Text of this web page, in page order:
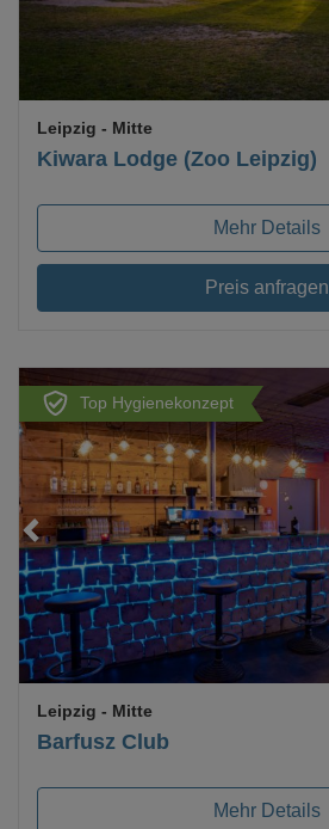
Kiwara Lodge (Zoo Leipzig)
Leipzig - Mitte
Mehr Details
Preis anfragen
Top Hygienekonzept
Loading...
Barfusz Club
Leipzig - Mitte
Mehr Details